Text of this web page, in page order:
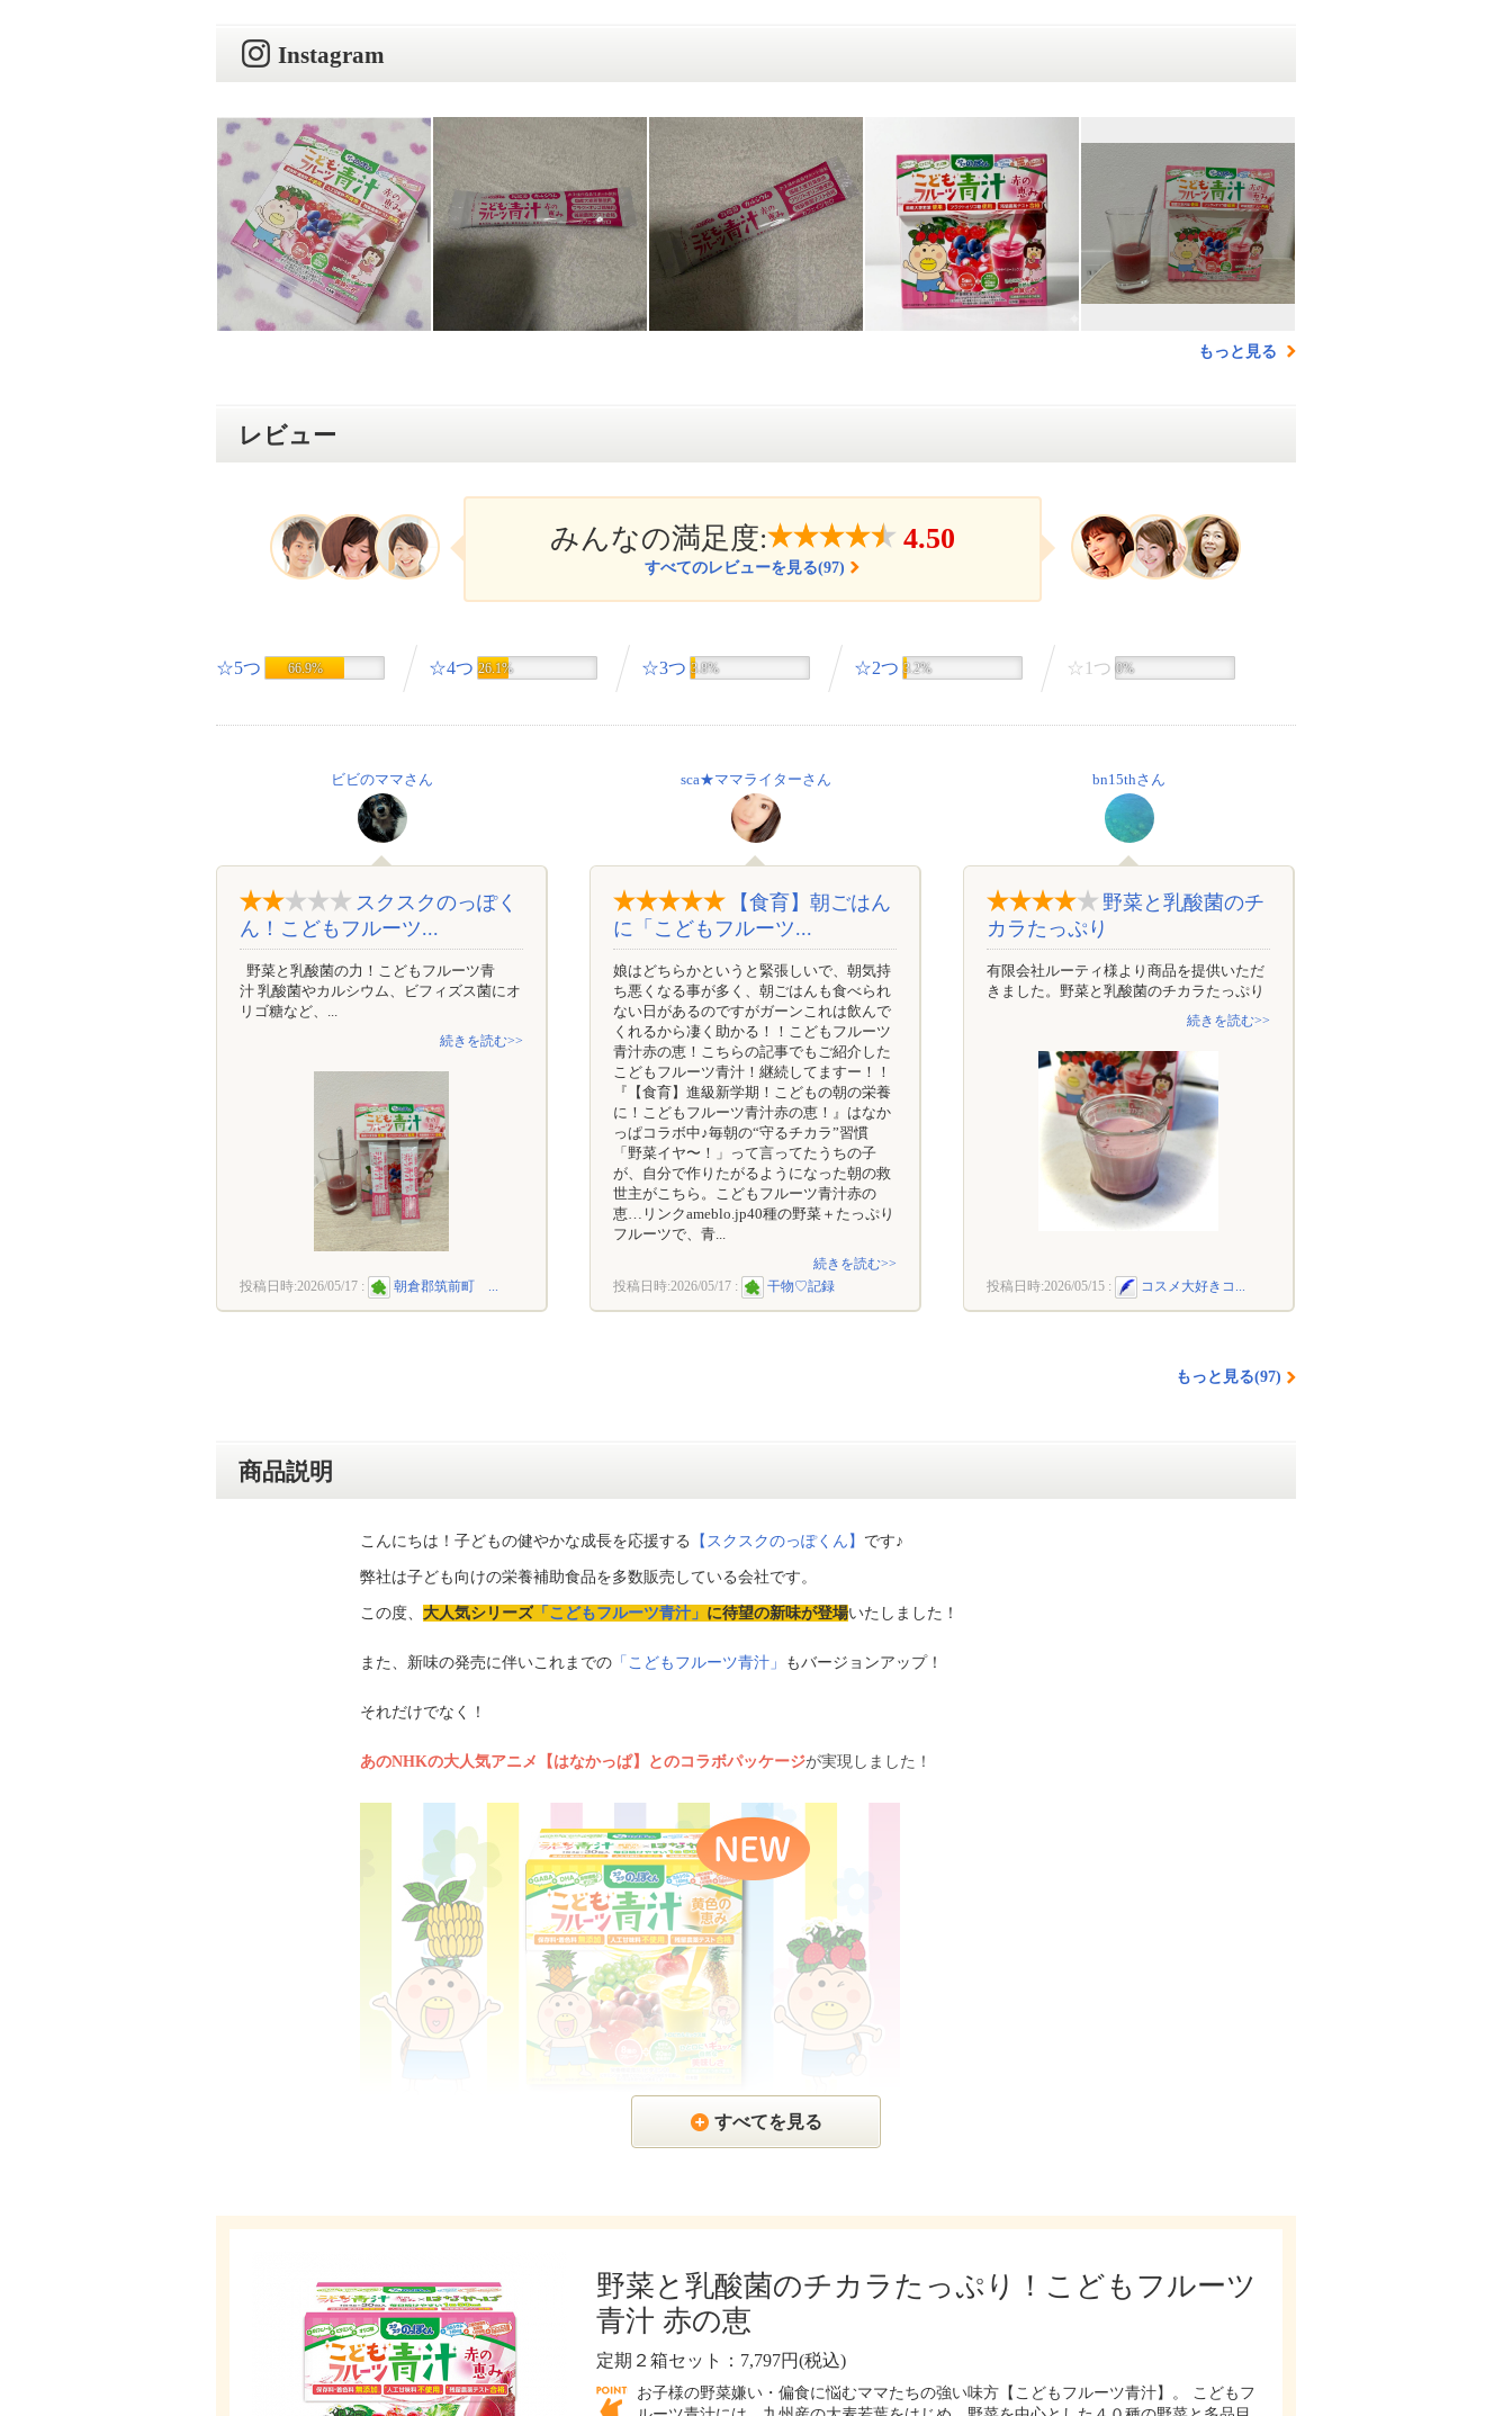
Instagram
もっと見る
レビュー
みんなの満足度: 4.50
すべてのレビューを見る(97)
☆5つ 66.9% ☆4つ 26.1% ☆3つ 3.8% ☆2つ 3.2% ☆1つ 0%
ビビのママさん
スクスクのっぽく
ん！こどもフルーツ...
野菜と乳酸菌の力！こどもフルーツ青
汁 乳酸菌やカルシウム、ビフィズス菌にオ
リゴ糖など、...
続きを読む>>
投稿日時:2026/05/17 : 朝倉郡筑前町 ...
sca★ママライターさん
【食育】朝ごはん
に「こどもフルーツ...
娘はどちらかというと緊張しいで、朝気持
ち悪くなる事が多く、朝ごはんも食べられ
ない日があるのですがガーンこれは飲んで
くれるから凄く助かる！！こどもフルーツ
青汁赤の恵！こちらの記事でもご紹介した
こどもフルーツ青汁！継続してますー！！
『【食育】進級新学期！こどもの朝の栄養
に！こどもフルーツ青汁赤の恵！』はなか
っぱコラボ中♪毎朝の“守るチカラ”習慣
「野菜イヤ〜！」って言ってたうちの子
が、自分で作りたがるようになった朝の救
世主がこちら。こどもフルーツ青汁赤の
恵…リンクameblo.jp40種の野菜＋たっぷり
フルーツで、青...
続きを読む>>
投稿日時:2026/05/17 : 干物♡記録
bn15thさん
野菜と乳酸菌のチ
カラたっぷり
有限会社ルーティ様より商品を提供いただ
きました。野菜と乳酸菌のチカラたっぷり
続きを読む>>
投稿日時:2026/05/15 : コスメ大好きコ...
もっと見る(97)
商品説明
こんにちは！子どもの健やかな成長を応援する 【スクスクのっぽくん】 です♪
弊社は子ども向けの栄養補助食品を多数販売している会社です。
この度、 大人気シリーズ「こどもフルーツ青汁」 に待望の新味が登場いたしました！
また、新味の発売に伴いこれまでの「こどもフルーツ青汁」 もバージョンアップ！
それだけでなく！
あのNHKの大人気アニメ【はなかっぱ】とのコラボパッケージが実現しました！
すべてを見る
野菜と乳酸菌のチカラたっぷり！こどもフルーツ
青汁 赤の恵
定期２箱セット：7,797円(税込)
お子様の野菜嫌い・偏食に悩むママたちの強い味方【こどもフルーツ青汁】。 こどもフ